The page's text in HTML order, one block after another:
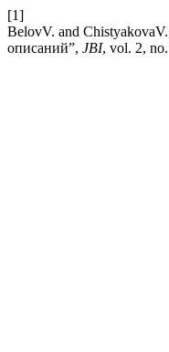
[1]
BelovV. and
описаний”, JBI, vol. 2,